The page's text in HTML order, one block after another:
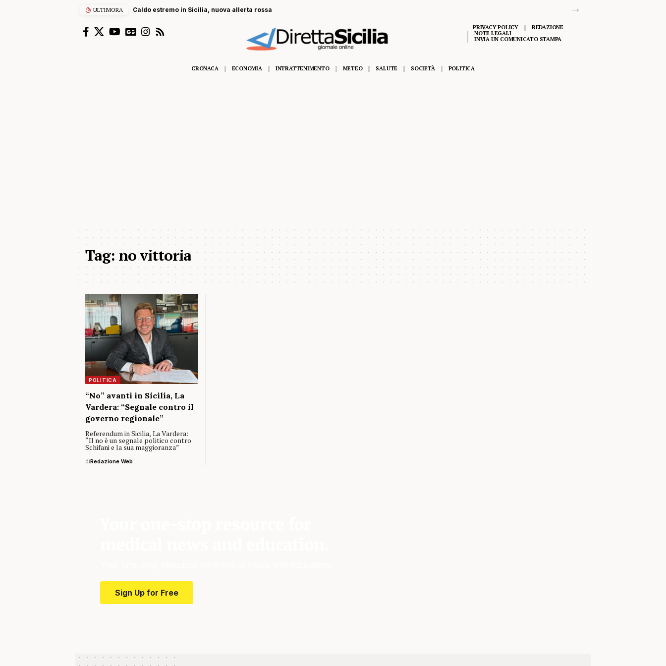
ULTIMORA Caldo estremo in Sicilia, nuova allerta rossa
PRIVACY POLICY
REDAZIONE
NOTE LEGALI
INVIA UN COMUNICATO STAMPA
CRONACA ECONOMIA INTRATTENIMENTO METEO SALUTE SOCIETÀ POLITICA
Tag:no vittoria
POLITICA
“No” avanti in Sicilia, La
Vardera: “Segnale contro il
governo regionale”
Referendum in Sicilia, La Vardera:
“Il no è un segnale politico contro
Schifani e la sua maggioranza”
diRedazione Web
Sign Up for Free